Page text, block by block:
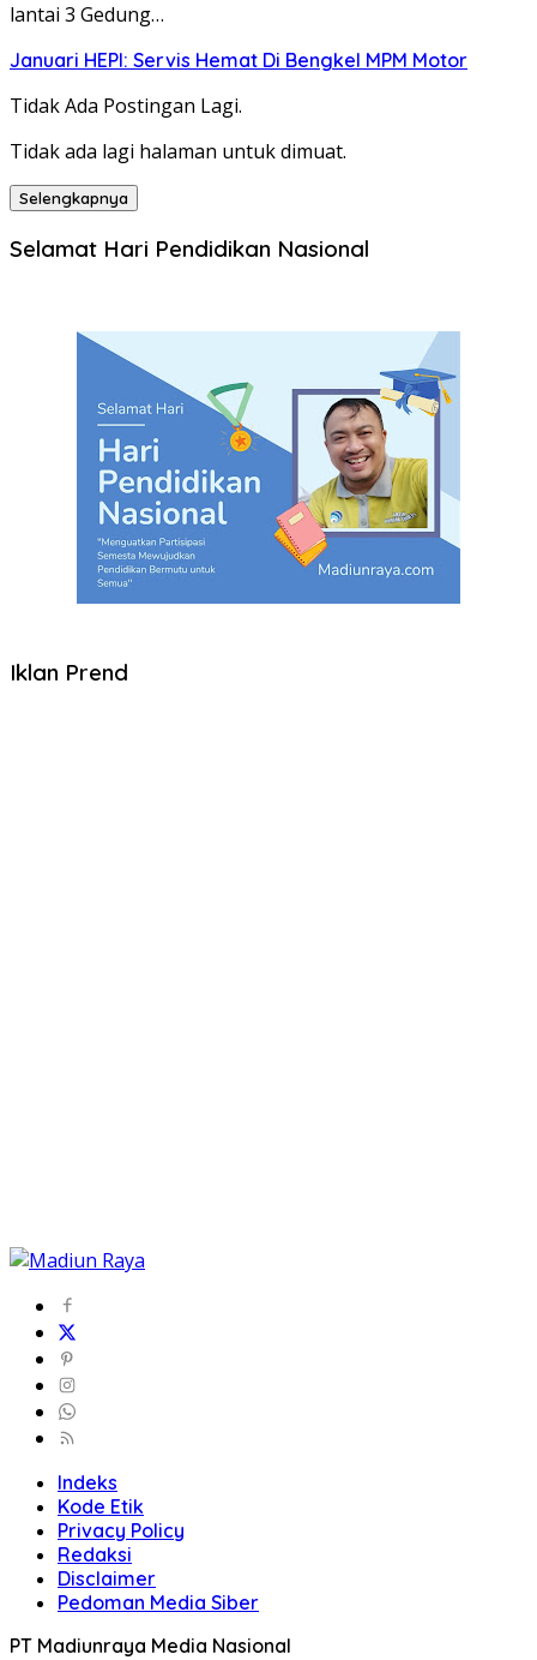
lantai 3 Gedung…
Januari HEPI: Servis Hemat Di Bengkel MPM Motor
Tidak Ada Postingan Lagi.
Tidak ada lagi halaman untuk dimuat.
Selengkapnya
Selamat Hari Pendidikan Nasional
Iklan Prend
Indeks
Kode Etik
Privacy Policy
Redaksi
Disclaimer
Pedoman Media Siber
PT Madiunraya Media Nasional